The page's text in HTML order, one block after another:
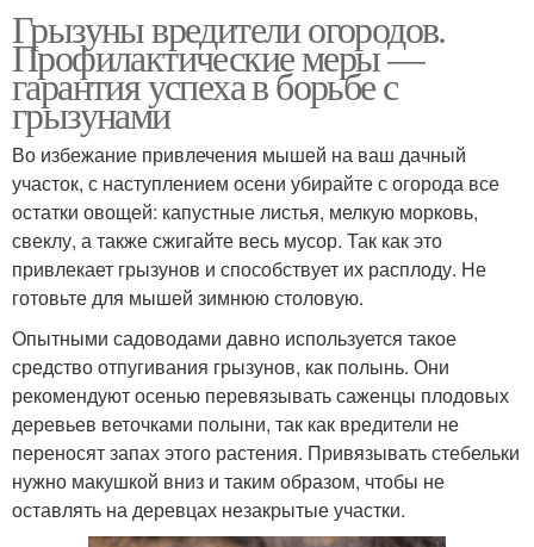
Грызуны вредители огородов.
Профилактические меры —
гарантия успеха в борьбе с
грызунами
Во избежание привлечения мышей на ваш дачный
участок, с наступлением осени убирайте с огорода все
остатки овощей: капустные листья, мелкую морковь,
свеклу, а также сжигайте весь мусор. Так как это
привлекает грызунов и способствует их расплоду. Не
готовьте для мышей зимнюю столовую.
Опытными садоводами давно используется такое
средство отпугивания грызунов, как полынь. Они
рекомендуют осенью перевязывать саженцы плодовых
деревьев веточками полыни, так как вредители не
переносят запах этого растения. Привязывать стебельки
нужно макушкой вниз и таким образом, чтобы не
оставлять на деревцах незакрытые участки.